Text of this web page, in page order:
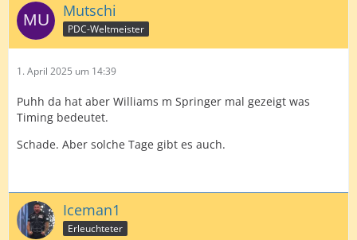
Mutschi
PDC-Weltmeister
1. April 2025 um 14:39
Puhh da hat aber Williams m Springer mal gezeigt was
Timing bedeutet.
Schade. Aber solche Tage gibt es auch.
Iceman1
Erleuchteter